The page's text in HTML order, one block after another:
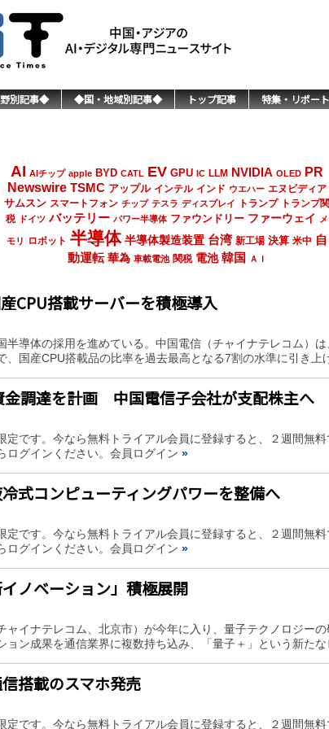
別記事◆ ◆国・地域別記事◆ トップ記事 特集・リポート
AI AIチップ apple BYD CATL EV GPU IC LLM NVIDIA OLED PR
Newswire TSMC アップル インテル インド ウエハー エヌビディア
サムスン スマートフォン チップ テスラ ディスプレイ トランプ
トランプ関
税
ドイツ バッテリー パワー半導体 ファウンドリー ファーウェイ メ
モリ ロボット 半導体 半導体製造装置 台湾 新工場 決算 米中 自
動運転 華為 車載電池 関税 電池 韓国 ＡＩ
CPU搭載サーバーを積極導入
半導体の採用を進めている。中国電信（チャイナテレコム）
国産CPU搭載品の比率を過去最高となる7割の水準に引き上
金調達を計画 中国電信子会社が支配株主へ
定です。今なら無料トライアル会員に登録すると、２週間無
ログインください。会員ログイン »
式コンピューティングパワーを整備へ
定です。今なら無料トライアル会員に登録すると、２週間無
ログインください。会員ログイン »
ノベーション」積極展開
ャイナテレコム、北京市）が今年に入り、量子テクノロジー
ョン成果を通信業界に複数持ち込み、「量子＋」という新た
搭載のスマホ発売
定です。今なら無料トライアル会員に登録すると、２週間無